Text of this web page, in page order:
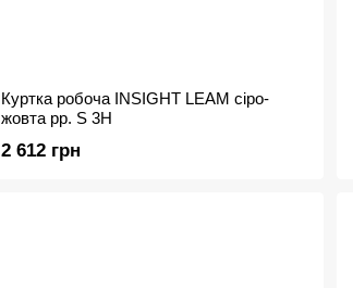
Куртка робоча INSIGHT LEAM сіро-
жовта рр. S 3H
2 612 грн